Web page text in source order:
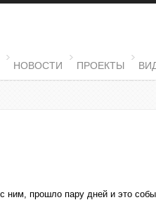
НОВОСТИ ПРОЕКТЫ
ним, прошло пару дней и это